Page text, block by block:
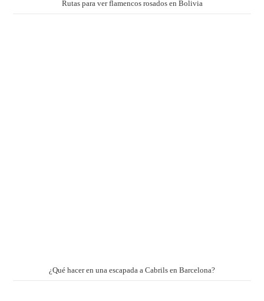
Rutas para ver flamencos rosados en Bolivia
¿Qué hacer en una escapada a Cabrils en Barcelona?